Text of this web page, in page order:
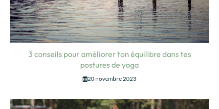
3 conseils pour améliorer ton équilibre dans tes
postures de yoga
20 novembre 2023